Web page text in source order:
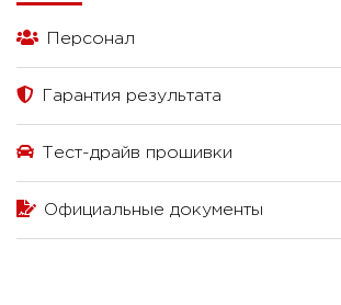
Персонал
Гарантия результата
Тест-драйв прошивки
Официальные документы